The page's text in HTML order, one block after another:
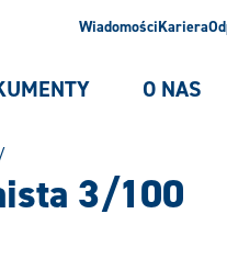
WiadomościKariera
O NAS
3/100